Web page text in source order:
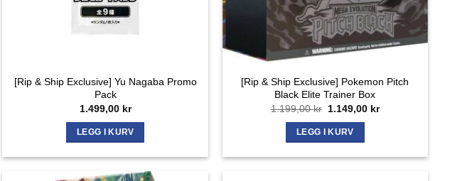
[Rip & Ship Exclusive] Yu Nagaba Promo
Pack
1.499,00 kr
LEGG I KURV
[Rip & Ship Exclusive] Pokemon Pitch
Black Elite Trainer Box
1.199,00kr Opprinnelig
var:
1.199,00 kr.
1.149,00 krNåværende
LEGG I KURV